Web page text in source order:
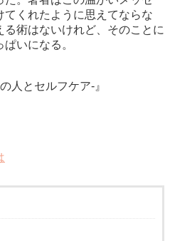
くれたように思えてならな
術はないけれど、そのことに
いになる。
人とセルフケア-』